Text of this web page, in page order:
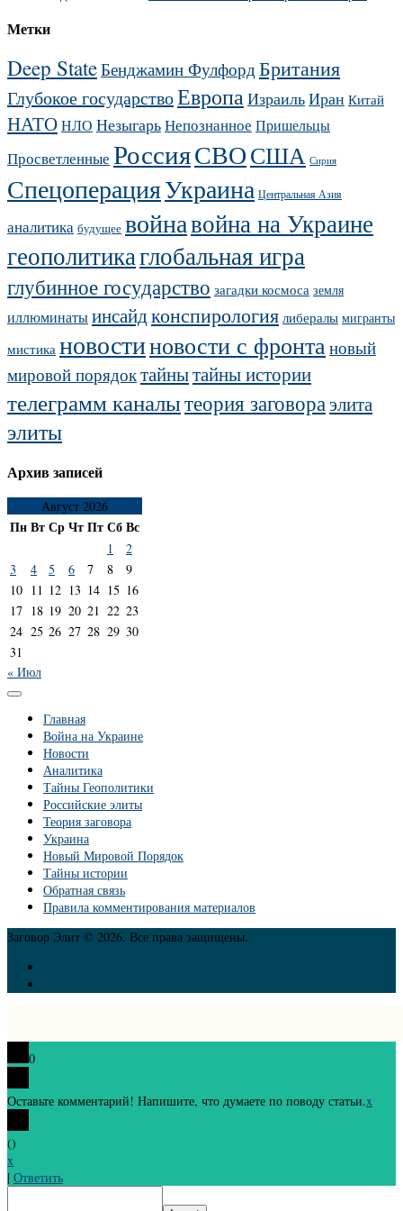
Метки
Deep StateБенджамин ФулфордБритания
Глубокое государствоЕвропаИзраильИран Китай
НАТОНЛО НезыгарьНепознанное Пришельцы
Просветленные РоссияСВОСША Сирия
СпецоперацияУкраина Центральная Азия
аналитика будущее войнавойна на Украине
геополитикаглобальная игра
глубинное государство загадки космоса земля
иллюминатыинсайдконспирология либералы мигранты
мистика новостиновости с фронтановый
мировой порядоктайнытайны истории
телеграмм каналытеория заговораэлита
элиты
Архив записей
Август 2026
ПнВтСрЧтПтСбВс
1
2
3
4 5 6 7 8
9
10 11 12 13 14 15 16
17 18 19 20 21 22 23
24 25 26 27 28 29 30
31
« Июл
Главная
Война на Украине
Новости
Аналитика
Тайны Геополитики
Российские элиты
Теория заговора
Украина
Новый Мировой Порядок
Тайны истории
Обратная связь
Правила комментирования материалов
Заговор Элит © 2026. Все права защищены.
0
Оставьте комментарий! Напишите, что думаете по поводу статьи.x
()
x
| Ответить